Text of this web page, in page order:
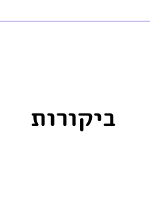
ביקורות